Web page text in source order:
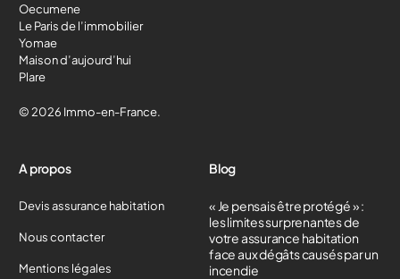
Oecumene
Le Paris de l’immobilier
Yomae
Maison d’aujourd’hui
Plare
© 2026 Immo-en-France.
A propos
Devis assurance habitation
Nous contacter
Mentions légales
Blog
« Je pensais être protégé » :
les limites surprenantes de
votre assurance habitation
face aux dégâts causés par un
incendie